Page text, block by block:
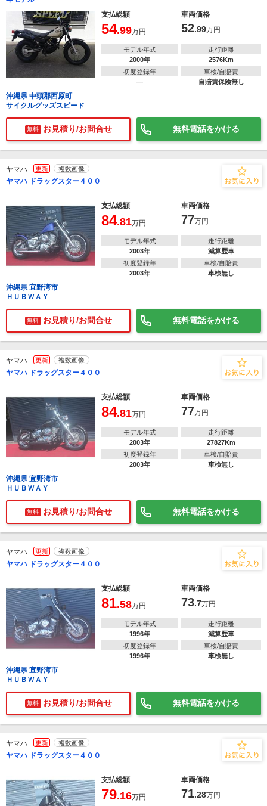
支払総額
車両価格
54.99万円 52.99万円
モデル年式
2000年
走行距離
2576Km
初度登録年
―
車検/自賠責
自賠責保険無し
沖縄県 中頭郡西原町
サイクルグッズスピード
無料 お見積り/お問合せ 無料電話をかける
ヤマハ 更新 複数画像
ヤマハ ドラッグスター４００
支払総額 車両価格
84.81万円 77万円
モデル年式
2003年
走行距離
減算歴車
初度登録年
2003年
車検/自賠責
車検無し
沖縄県 宜野湾市
ＨＵＢＷＡＹ
無料 お見積り/お問合せ 無料電話をかける
ヤマハ 更新 複数画像
ヤマハ ドラッグスター４００
支払総額 車両価格
84.81万円 77万円
モデル年式
2003年
走行距離
27827Km
初度登録年
2003年
車検/自賠責
車検無し
沖縄県 宜野湾市
ＨＵＢＷＡＹ
無料 お見積り/お問合せ 無料電話をかける
ヤマハ 更新 複数画像
ヤマハ ドラッグスター４００
支払総額 車両価格
81.58万円 73.7万円
モデル年式
1996年
走行距離
減算歴車
初度登録年
1996年
車検/自賠責
車検無し
沖縄県 宜野湾市
ＨＵＢＷＡＹ
無料 お見積り/お問合せ 無料電話をかける
ヤマハ 更新 複数画像
ヤマハ ドラッグスター４００
支払総額 車両価格
79.16万円 71.28万円